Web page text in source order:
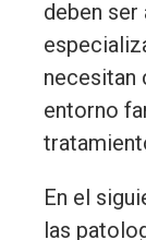
deben
necesitan
entorno
En el
las